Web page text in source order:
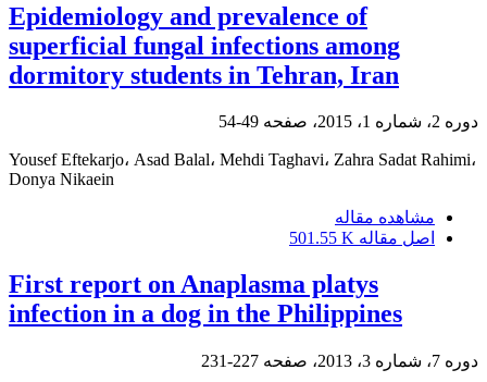
Epidemiology and prevalence of
superficial fungal infections among
dormitory students in Tehran, Iran
دوره 2، شماره 1، 2015، صفحه 49-54
Yousef Eftekarjo، Asad Balal، Mehdi Taghavi، Zahra Sadat Rahimi،
Donya Nikaein
مشاهده مقاله
اصل مقاله 501.55 K
First report on Anaplasma platys
infection in a dog in the Philippines
دوره 7، شماره 3، 2013، صفحه
227-231